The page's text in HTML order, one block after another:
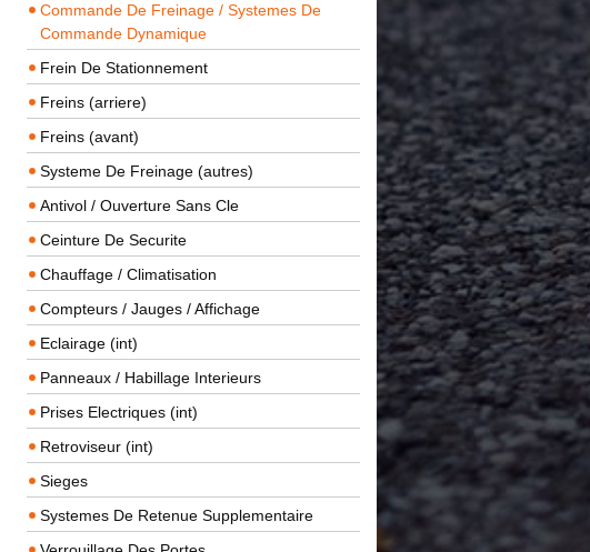
Commande De Freinage / Systemes De
Commande Dynamique
Frein De Stationnement
Freins (arriere)
Freins (avant)
Systeme De Freinage (autres)
Antivol / Ouverture Sans Cle
Ceinture De Securite
Chauffage / Climatisation
Compteurs / Jauges / Affichage
Eclairage (int)
Panneaux / Habillage Interieurs
Prises Electriques (int)
Retroviseur (int)
Sieges
Systemes De Retenue Supplementaire